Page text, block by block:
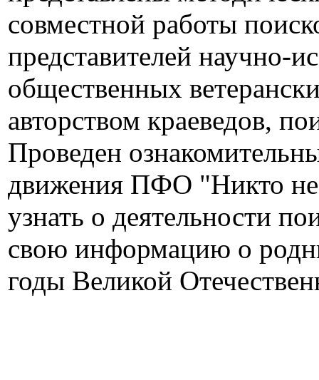
совместной работы
представителей научно-
общественных
авторством краеведов,
Проведен
движения ПФО "Никто не
узнать о деятельности
свою информацию о
годы Великой